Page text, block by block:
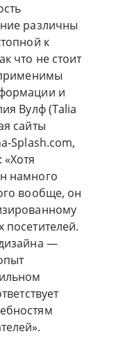
различны
к
что не стоит
и
Вулф (Talia
сайты
Splash.com,
намного
вообще, он
—